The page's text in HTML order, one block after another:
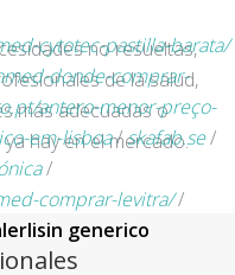
cytotec-pastilla-barata/
donde-comprar-
antero-menor-preço-
em-lisboa/skafab.se/
/
comprar-levitra//
generico
no resueltas,
de la salud,
más adecuadas o
hay en el mercado.